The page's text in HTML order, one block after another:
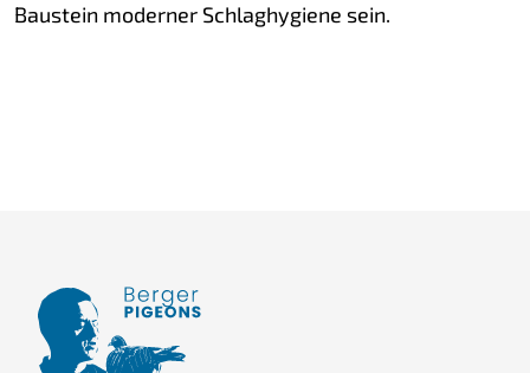
Baustein moderner Schlaghygiene sein.